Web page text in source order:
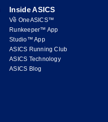
Inside ASICS
Về OneASICS™
Runkeeper™ App
Studio™ App
ASICS Running Club
ASICS Technology
ASICS Blog